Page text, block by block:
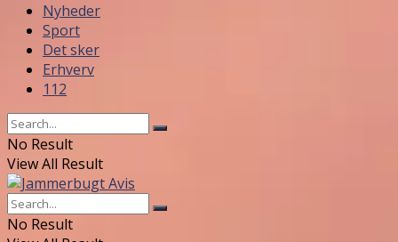
Nyheder
Sport
Det sker
Erhverv
112
No Result
View All Result
No Result